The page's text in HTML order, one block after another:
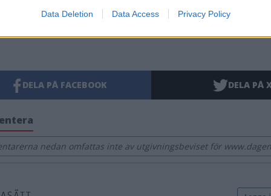
Data Deletion Data Access Privacy Policy
DELA PÅ FACEBOOK DELA PÅ
nedan omfattas inte av utgivningsbeviset för